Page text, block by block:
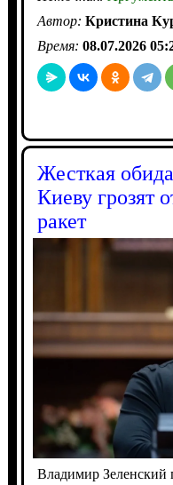
Автор: Кристина
Время: 08.07.2026
Жесткая
Киеву грозят
ракет
Владимир Зеленский